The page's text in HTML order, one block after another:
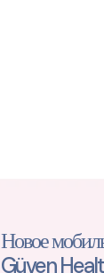
Новое
Güven